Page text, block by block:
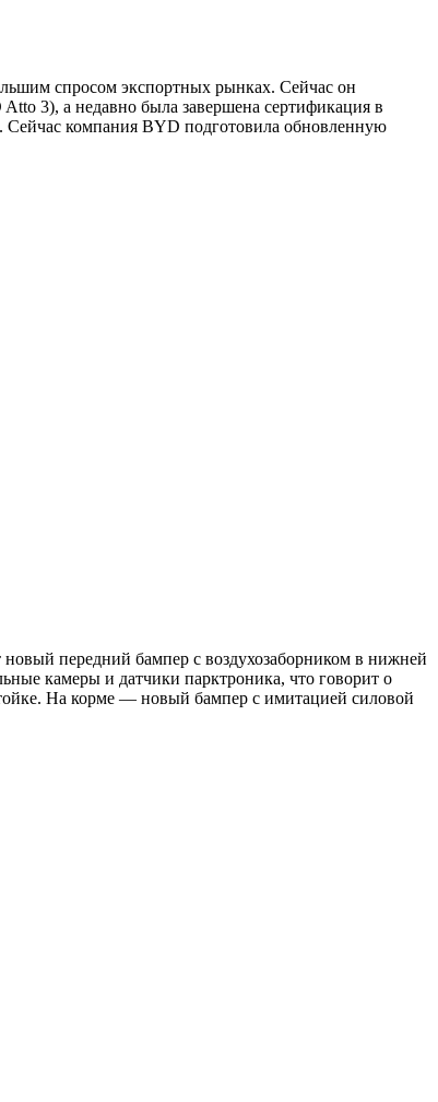
спросом экспортных рынках. Сейчас он
3), а недавно была завершена сертификация в
Сейчас компания BYD подготовила обновленную
передний бампер с воздухозаборником в нижней
камеры и датчики парктроника, что говорит о
На корме — новый бампер с имитацией силовой